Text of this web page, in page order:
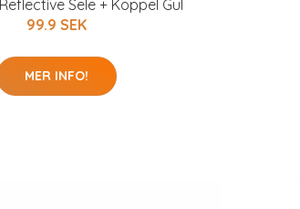
Sele + Koppel Gul
99.9 SEK
MER INFO!